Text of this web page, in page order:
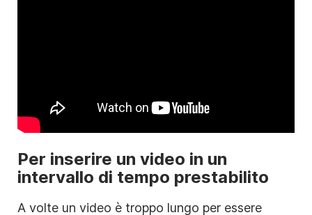
Per inserire un video in un
intervallo di tempo prestabilito
A volte un video è troppo lungo per essere